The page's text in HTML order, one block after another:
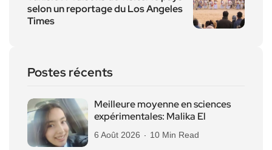
selon un reportage du Los Angeles
Times
Postes récents
Meilleure moyenne en sciences
expérimentales: Malika El
6 Août 2026 10 Min Read